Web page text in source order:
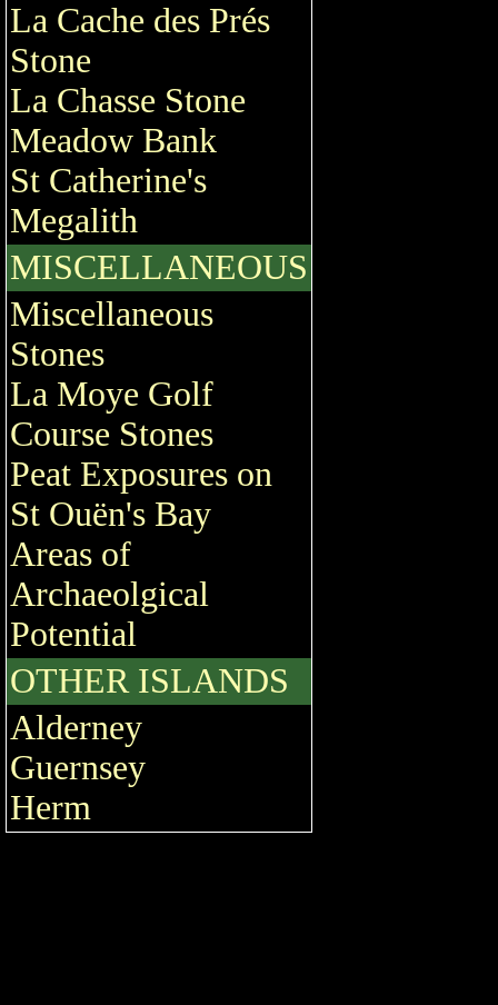
La Cache des Prés
Stone
La Chasse Stone
Meadow Bank
St Catherine's
Megalith
MISCELLANEOUS
Miscellaneous
Stones
La Moye Golf
Course Stones
Peat Exposures on
St Ouën's Bay
Areas of
Archaeolgical
Potential
OTHER ISLANDS
Alderney
Guernsey
Herm